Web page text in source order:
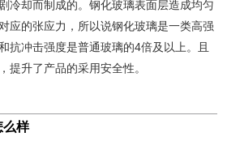
冷却而制成的。钢化玻璃表面层造成均匀
应的张应力，所以说钢化玻璃是一类高强
抗冲击强度是普通玻璃的4倍及以上。且
提升了产品的采用安全性。
么样